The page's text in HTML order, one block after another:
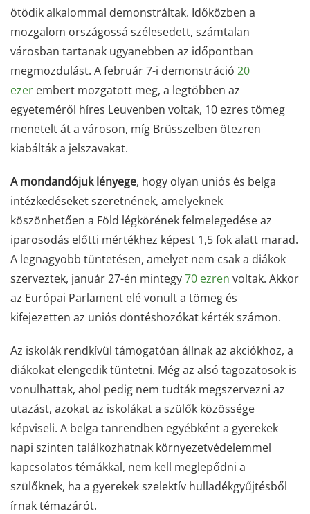
ötödik alkalommal demonstráltak. Időközben a
mozgalom országossá szélesedett, számtalan
városban tartanak ugyanebben az időpontban
megmozdulást. A február 7-i demonstráció 20
ezer embert mozgatott meg, a legtöbben az
egyeteméről híres Leuvenben voltak, 10 ezres tömeg
menetelt át a városon, míg Brüsszelben ötezren
kiabálták a jelszavakat.
A mondandójuk lényege, hogy olyan uniós és belga
intézkedéseket szeretnének, amelyeknek
köszönhetően a Föld légkörének felmelegedése az
iparosodás előtti mértékhez képest 1,5 fok alatt marad.
A legnagyobb tüntetésen, amelyet nem csak a diákok
szerveztek, január 27-én mintegy70 ezren voltak. Akkor
az Európai Parlament elé vonult a tömeg és
kifejezetten az uniós döntéshozókat kérték számon.
Az iskolák rendkívül támogatóan állnak az akciókhoz, a
diákokat elengedik tüntetni. Még az alsó tagozatosok is
vonulhattak, ahol pedig nem tudták megszervezni az
utazást, azokat az iskolákat a szülők közössége
képviseli. A belga tanrendben egyébként a gyerekek
napi szinten találkozhatnak környezetvédelemmel
kapcsolatos témákkal, nem kell meglepődni a
szülőknek, ha a gyerekek szelektív hulladékgyűjtésből
írnak témazárót.